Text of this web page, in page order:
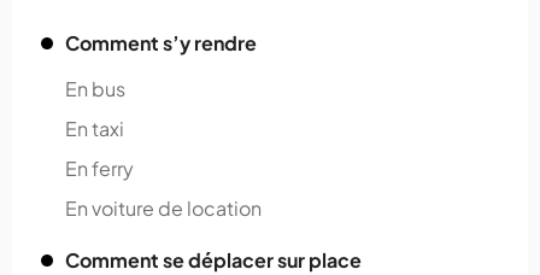
Comment s’y rendre
En bus
En taxi
En ferry
En voiture de location
Comment se déplacer sur place